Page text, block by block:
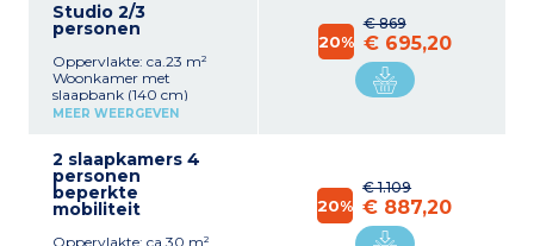
Studio 2/3
personen
Oppervlakte: ca.23 m²
Woonkamer met
slaapbank (140 cm)
Ingang slaapgedeelte met
(vaatwasser, keukengerei,
koffiezetapparaat, ketel)
Badkamer met bad en
eigen toilet
MEER WEERGEVEN
€ 869
20% € 695,20
2 slaapkamers 4
personen
beperkte
mobiliteit
Oppervlakte: ca.30 m²
€ 1.109
20% € 887,20